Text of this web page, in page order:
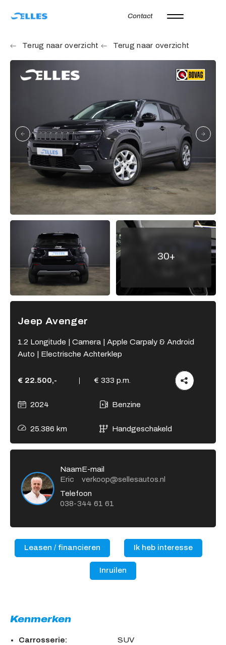
Contact
Home
Aanbod
Autoverhuur
Werkplaats
Over ons
Verkocht
Vacatures
Contact
Adres
Kamperzeedijk 87-89
8281 PC Genemuiden
Openingstijden showroom
Za
9:00 - 17:00
Openingstijden werkplaats
13:15 - 17:00
Za
Terug naar overzicht Terug naar overzicht
30+
Jeep Avenger
1.2 Longitude | Camera | Apple Carpaly & Android
Auto | Electrische Achterklep
€ 22.500,- € 333 p.m.
2024 Benzine
25.386 km Handgeschakeld
Naam
Eric
E-mail
verkoop@sellesautos.nl
Telefoon
038-344 61 61
Leasen / financieren Ik heb interesse
Inruilen
Kenmerken
Carrosserie: SUV